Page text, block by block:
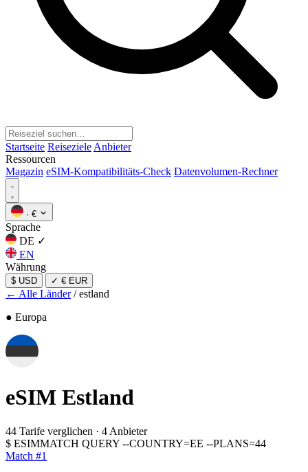
Startseite Reiseziele Anbieter
Ressourcen
Magazin eSIM-Kompatibilitäts-Check Datenvolumen-Rechner
· €
Sprache
DE ✓
EN
Währung
$ USD ✓ € EUR
← Alle Länder / estland
● Europa
eSIM Estland
44 Tarife verglichen · 4 Anbieter
$ ESIMMATCH QUERY --COUNTRY=EE --PLANS=44
Match #1